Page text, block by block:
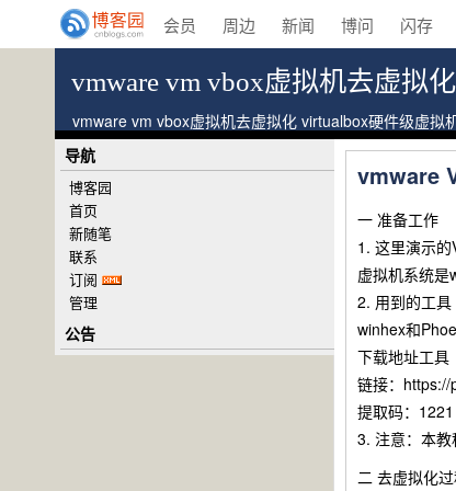
会员 周边 新闻 博问 闪存
vmware vm vbox虚拟机去虚拟
vmware vm vbox虚拟机去虚拟化 virtualbox硬件级虚拟
vmware
一 准备工作
1. 这里演示
虚拟机系统是
2. 用到的工具
winhex和
下载地址工具
链接：https://
提取码：1221
3. 注意：本
二 去虚拟化
导航
博客园
首页
新随笔
联系
订阅
管理
公告